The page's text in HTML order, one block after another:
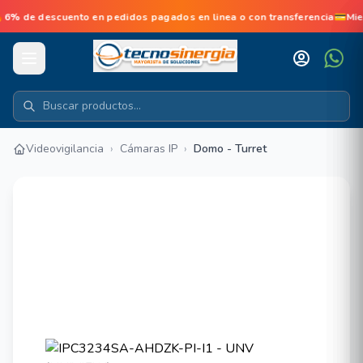
de descuento en pedidos pagados en linea o con
Videovigilancia › Cámaras IP › Domo - Turret